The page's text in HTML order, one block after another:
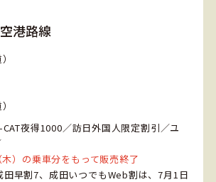
港路線
夜得1000／訪日外国人限定割引／ユ
）の乗車分をもって販売終了
早割7、成田いつでもWeb割は、7月1日